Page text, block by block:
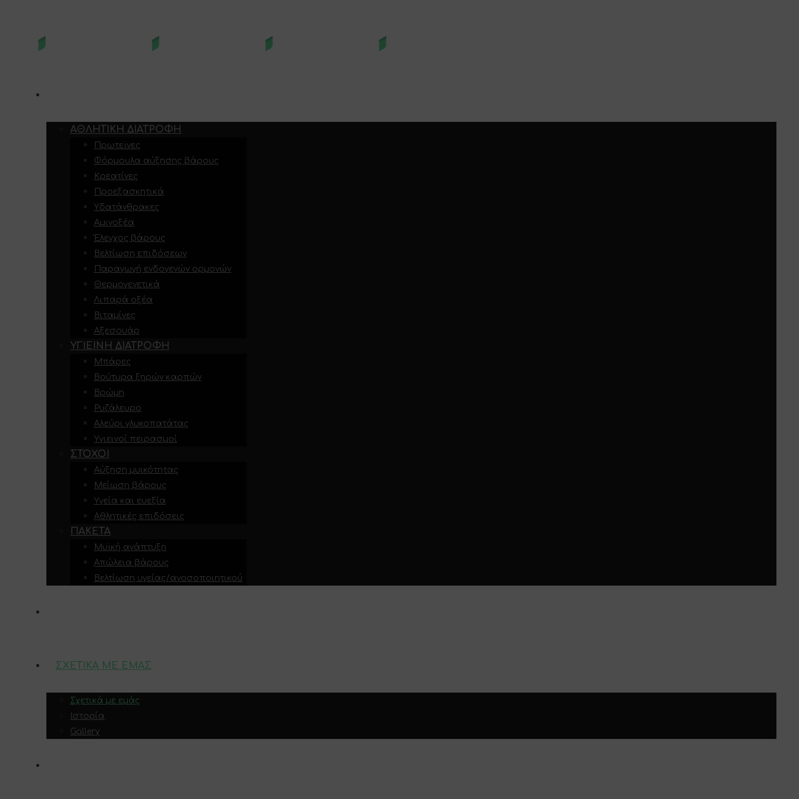
ΑΘΛΗΤΙΚΉ ΔΙΑΤΡΟΦΉ
Πρωτεϊνες
Φόρμουλα αύξησης βάρους
Κρεατίνες
Προεξασκητικά
Υδατάνθρακες
Αμινοξέα
Έλεγχος βάρους
Βελτίωση επιδόσεων
Παραγωγή ενδογενών ορμονών
Θερμογενετικά
Λιπαρά οξέα
Βιταμίνες
Αξεσουάρ
ΥΓΙΕΙΝΉ ΔΙΑΤΡΟΦΉ
Μπάρες
Βούτυρα ξηρών καρπών
Βρώμη
Ρυζάλευρο
Αλεύρι γλυκοπατάτας
Υγιεινοί πειρασμοί
ΣΤΌΧΟΙ
Αύξηση μυικότητας
Μείωση βάρους
Υγεία και ευεξία
Αθλητικές επιδόσεις
ΠΑΚΈΤΑ
Μυϊκή ανάπτυξη
Απώλεια βάρους
Βελτίωση υγείας/ανοσοποιητικού
ΣΧΕΤΙΚΆ ΜΕ ΕΜΆΣ
Σχετικά με εμάς
Ιστορία
Gallery